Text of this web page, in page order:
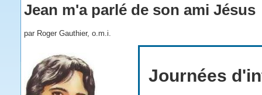
Jean m'a parlé de son ami Jésus
par Roger Gauthier, o.m.i.
Journées